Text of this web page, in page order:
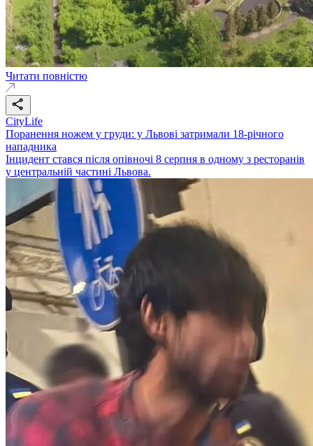
Читати повністю
CityLife
Поранення ножем у груди: у Львові затримали 18-річного
нападника
Інцидент стався після опівночі 8 серпня в одному з ресторанів
у центральній частині Львова.